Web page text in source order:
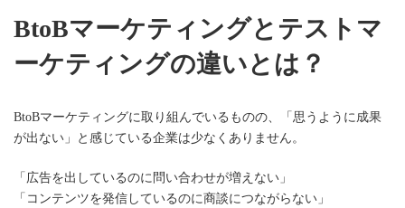
BtoBマーケティングとテストマ
ーケティングの違いとは？
BtoBマーケティングに取り組んでいるものの、「思うように成果
が出ない」と感じている企業は少なくありません。
「広告を出しているのに問い合わせが増えない」
「コンテンツを発信しているのに商談につながらない」